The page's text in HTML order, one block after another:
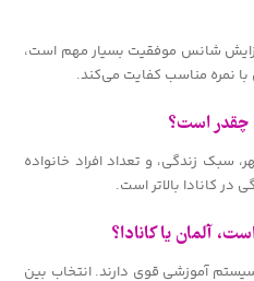
شانس موفقیت بسیار مهم است،
با نمره مناسب کفایت می‌کند.
چقدر است؟
سبک زندگی، و تعداد افراد خانواده
در کانادا بالاتر است.
آلمان یا کانادا؟
آموزشی قوی دارند. انتخاب بین